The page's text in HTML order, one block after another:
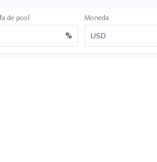
de pool
%
Moneda